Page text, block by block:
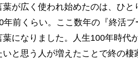
葉が広く使われ始めたのは、ひ
年前くらい。ここ数年の『終活
になりました。人生100年時代
と思う人が増えたことで終の棲